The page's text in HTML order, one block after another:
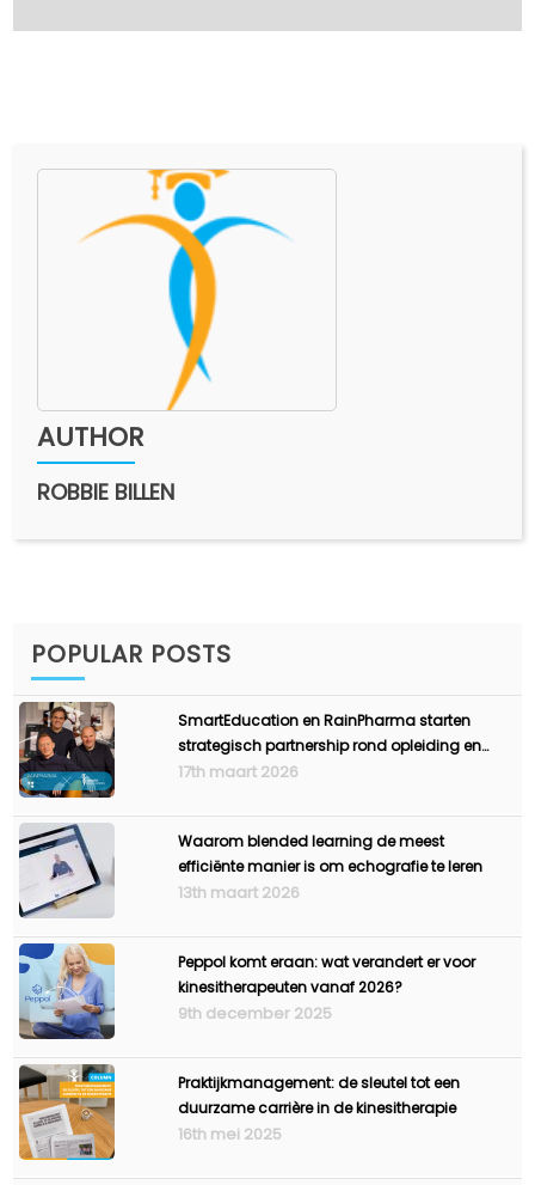
AUTHOR
ROBBIE BILLEN
POPULAR POSTS
SmartEducation en RainPharma starten
strategisch partnership rond opleiding en
ondernemerschap
17th maart 2026
Waarom blended learning de meest
efficiënte manier is om echografie te leren
13th maart 2026
Peppol komt eraan: wat verandert er voor
kinesitherapeuten vanaf 2026?
9th december 2025
Praktijkmanagement: de sleutel tot een
duurzame carrière in de kinesitherapie
16th mei 2025